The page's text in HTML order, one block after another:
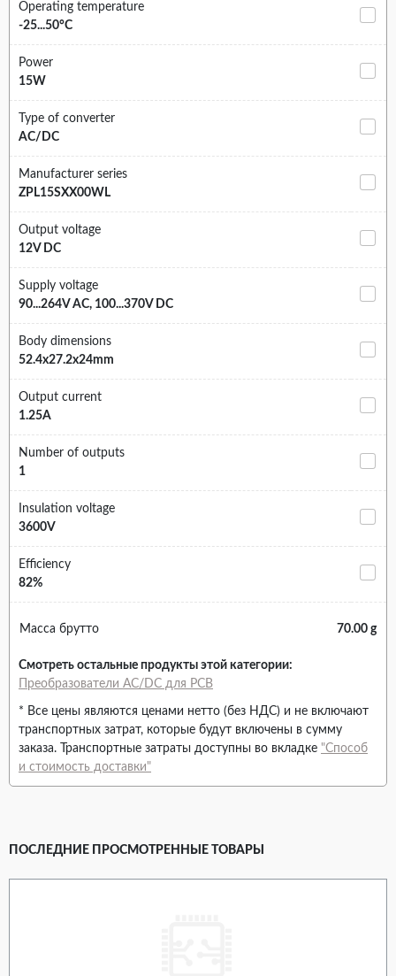
Operating temperature
-25...50°C
Power
15W
Type of converter
AC/DC
Manufacturer series
ZPL15SXX00WL
Output voltage
12V DC
Supply voltage
90...264V AC, 100...370V DC
Body dimensions
52.4x27.2x24mm
Output current
1.25A
Number of outputs
1
Insulation voltage
3600V
Efficiency
82%
Масса брутто 70.00 g
Смотреть остальные продукты этой категории:
Преобразователи AC/DC для PCB
* Все цены являются ценами нетто (без НДС) и не включают
транспортных затрат, которые будут включены в сумму
заказа. Транспортные затраты доступны во вкладке "Способ
и стоимость доставки"
ПОСЛЕДНИЕ ПРОСМОТРЕННЫЕ ТОВАРЫ